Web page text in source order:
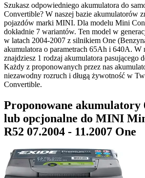
Szukasz odpowiedniego akumulatora do
Convertible? W naszej bazie akumulatorów
pojazdów marki MINI. Dla modelu Mini
dokładnie 7 wariantów. Ten model w
w latach 2004-2007 z silnikiem One
akumulatora o parametrach 65Ah i 640A. W
znajdziesz 1 rodzaj akumulatora pasującego
Każdy z proponowanych przez nas
niezawodny rozruch i długą żywotność w
Convertible.
Proponowane akumulatory
lub opcjonalne do MINI
R52 07.2004 - 11.2007 One